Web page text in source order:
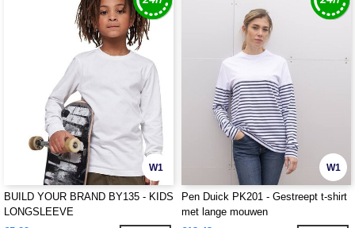
W1
BUILD YOUR BRAND BY135 - KIDS
LONGSLEEVE
W1
Pen Duick PK201 - Gestreept t-shirt
met lange mouwen